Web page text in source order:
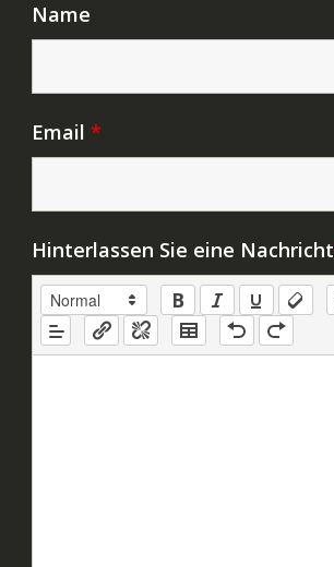
Name
Email *
Hinterlassen Sie eine Nachricht